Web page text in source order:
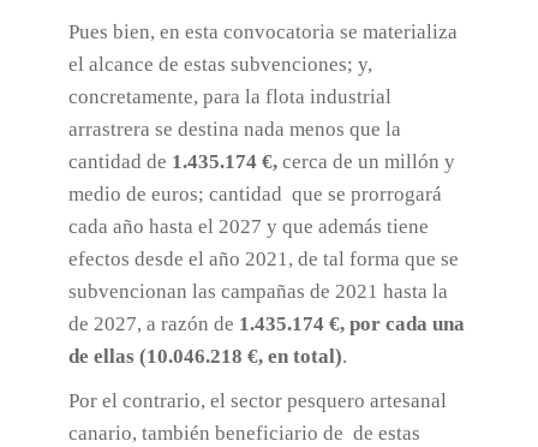
Pues bien, en esta convocatoria se materializa
el alcance de estas subvenciones; y,
concretamente, para la flota industrial
arrastrera se destina nada menos que la
cantidad de 1.435.174 €,cerca de un millón y
medio de euros; cantidad que se prorrogará
cada año hasta el 2027 y que además tiene
efectos desde el año 2021, de tal forma que se
subvencionan las campañas de 2021 hasta la
de 2027, a razón de 1.435.174 €, por cada una
de ellas (10.046.218 €, en total).
Por el contrario, el sector pesquero artesanal
canario, también beneficiario de de estas